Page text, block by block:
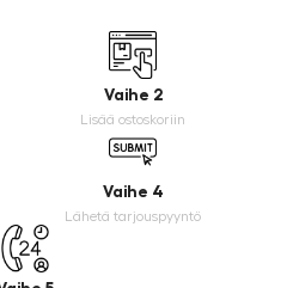
Vaihe 2
Lisää ostoskoriin
Vaihe 4
Lähetä tarjouspyyntö